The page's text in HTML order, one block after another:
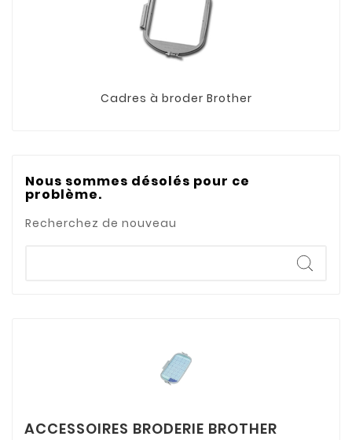
Cadres à broder Brother
Nous sommes désolés pour ce
problème.
Recherchez de nouveau
ACCESSOIRES BRODERIE BROTHER